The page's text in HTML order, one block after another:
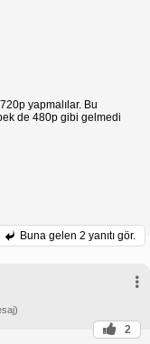
yapmalılar. Bu
de 480p gibi gelmedi
Buna gelen 2 yanıtı gör.
2